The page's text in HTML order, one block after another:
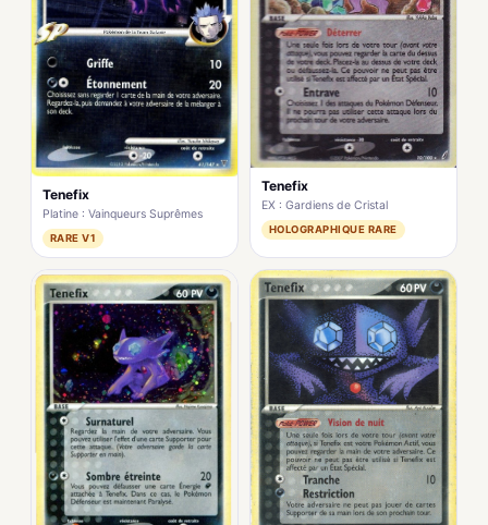
Tenefix
Platine : Vainqueurs Suprêmes
RARE V1
Tenefix
EX : Gardiens de Cristal
HOLOGRAPHIQUE RARE